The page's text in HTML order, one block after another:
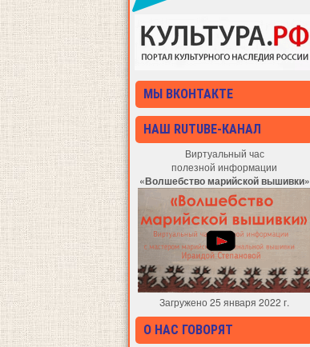
МЫ ВКОНТАКТЕ
НАШ RUTUBE-КАНАЛ
Виртуальный час
полезной информации
«Волшебство марийской вышивки»
Загружено 25 января 2022 г.
О НАС ГОВОРЯТ